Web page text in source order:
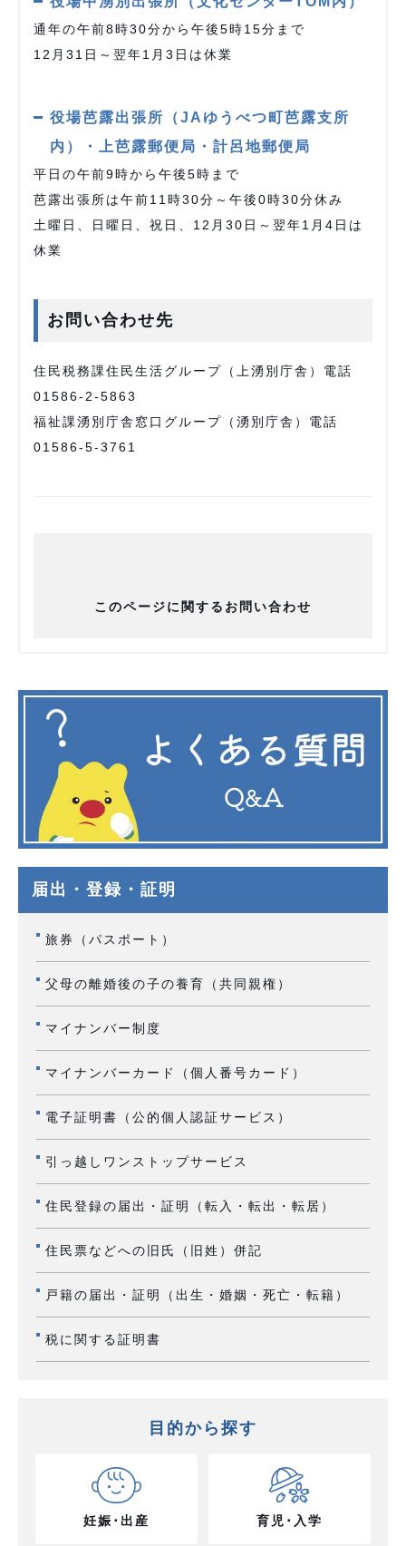
通年の午前8時30分から午後5時15分まで
12月31日～翌年1月3日は休業
役場芭露出張所（JAゆうべつ町芭露支所
内）・上芭露郵便局・計呂地郵便局
平日の午前9時から午後5時まで
芭露出張所は午前11時30分～午後0時30分休み
土曜日、日曜日、祝日、12月30日～翌年1月4日は
休業
お問い合わせ先
住民税務課住民生活グループ（上湧別庁舎）電話
01586-2-5863
福祉課湧別庁舎窓口グループ（湧別庁舎）電話
01586-5-3761
このページに関するお問い合わせ
届出・登録・証明
旅券（パスポート）
父母の離婚後の子の養育（共同親権）
マイナンバー制度
マイナンバーカード（個人番号カード）
電子証明書（公的個人認証サービス）
引っ越しワンストップサービス
住民登録の届出・証明（転入・転出・転居）
住民票などへの旧氏（旧姓）併記
戸籍の届出・証明（出生・婚姻・死亡・転籍）
税に関する証明書
目的から探す
妊娠･出産 育児･入学